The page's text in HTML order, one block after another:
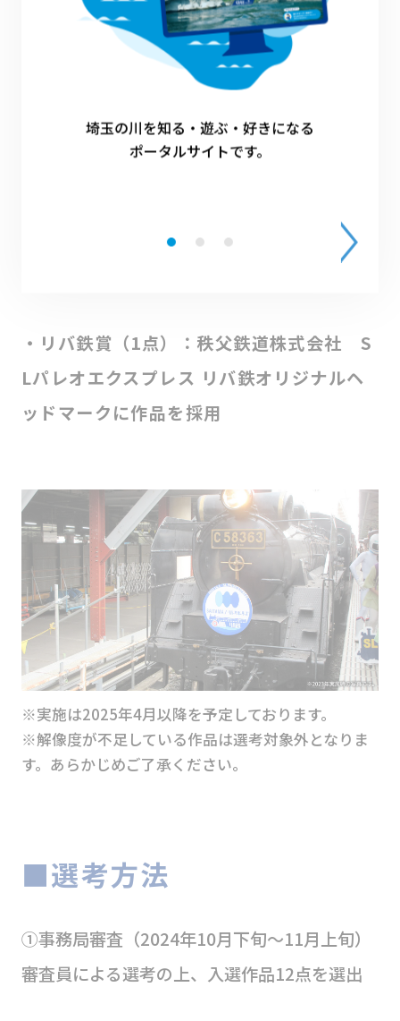
※チケットの有効期限は2025年3月1日～2026年2月
28日までとなります。
※受賞者様御自身で森のフィールド学舎に連絡し、
有効期限内のツアーの予約をお取りください。
5,000円以上のツアーへの参加を希望される場合に
は、差額分を受賞者様ご自身でご負担いただくこと
をご確認ください。
・リバ鉄賞（1点）：秩父鉄道株式会社 S
Lパレオエクスプレス リバ鉄オリジナルヘ
ッドマークに作品を採用
※実施は2025年4月以降を予定しております。
※解像度が不足している作品は選考対象外となりま
す。あらかじめご了承ください。
■選考方法
①事務局審査（2024年10月下旬〜11月上旬）
審査員による選考の上、入選作品12点を選出
埼玉の川を知る・遊ぶ・好きになる
ポータルサイトです。